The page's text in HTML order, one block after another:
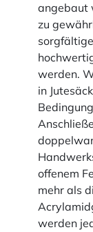
angebaut
zu
werden.
in
offenem
mehr als
werden